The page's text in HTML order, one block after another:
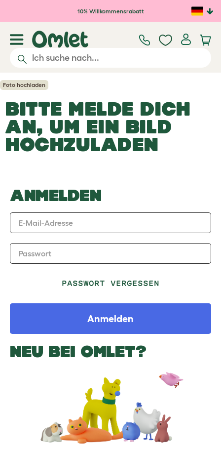
Zum Hauptinhalt springen
10% Willkommensrabatt
Foto hochladen
BITTE MELDE DICH
AN, UM EIN BILD
HOCHZULADEN
ANMELDEN
E-Mail-Adresse
Passwort
PASSWORT VERGESSEN
Anmelden
NEU BEI OMLET?